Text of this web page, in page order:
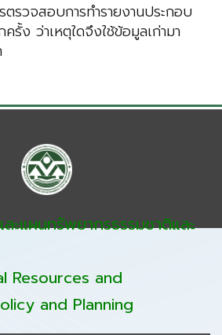
ตรวจสอบการทำรายงานประกอบ
ง ว่าเหตุใดจึงใช้ข้อมูลเก่ามา
ะแผนทรัพยากรธรรมชาติและ
Resources and
and Planning